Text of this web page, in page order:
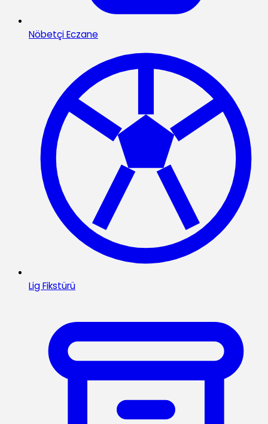
Nöbetçi Eczane
Lig Fikstürü